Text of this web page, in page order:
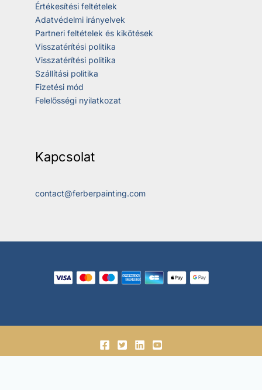
Értékesítési feltételek
Adatvédelmi irányelvek
Partneri feltételek és kikötések
Visszatérítési politika
Visszatérítési politika
Szállítási politika
Fizetési mód
Felelősségi nyilatkozat
Kapcsolat
contact@ferberpainting.com